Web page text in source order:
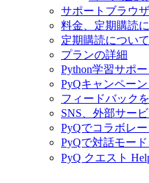
サポートブラウ
料金、定期購読
定期購読について
プランの詳細
Python学習サポ
PyQキャンペー
フィードバック
SNS、外部サー
PyQでコラボレ
PyQで対話モー
PyQ クエスト